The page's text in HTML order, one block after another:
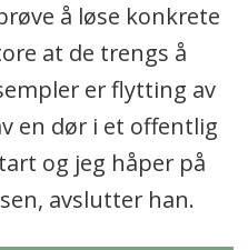
å løse konkrete
at de trengs å
er flytting av
en dør i et offentlig
og jeg håper på
avslutter han.